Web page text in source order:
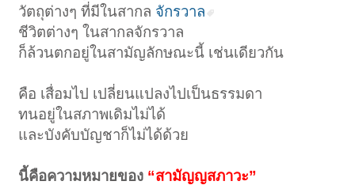
วัตถุต่างๆ ที่มีในสากล จักรวาล
ชีวิตต่างๆ ในสากลจักรวาล
ก็ล้วนตกอยู่ในสามัญลักษณะนี้ เช่นเดียวกัน
คือ เสื่อมไป เปลี่ยนแปลงไปเป็นธรรมดา
ทนอยู่ในสภาพเดิมไม่ได้
และบังคับบัญชาก็ไม่ได้ด้วย
นี้คือความหมายของ “สามัญญสภาวะ”